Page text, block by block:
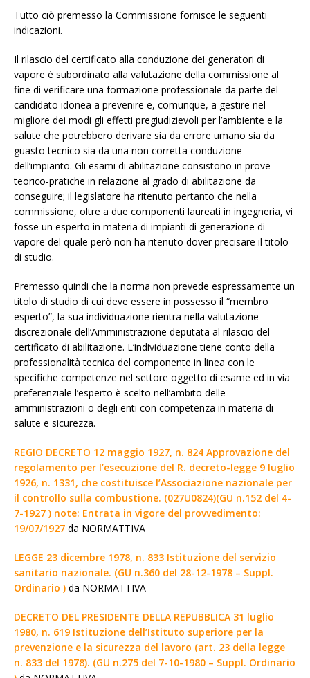
Tutto ciò premesso la Commissione fornisce le seguenti
indicazioni.
Il rilascio del certificato alla conduzione dei generatori di
vapore è subordinato alla valutazione della commissione al
fine di verificare una formazione professionale da parte del
candidato idonea a prevenire e, comunque, a gestire nel
migliore dei modi gli effetti pregiudizievoli per l’ambiente e la
salute che potrebbero derivare sia da errore umano sia da
guasto tecnico sia da una non corretta conduzione
dell’impianto. Gli esami di abilitazione consistono in prove
teorico-pratiche in relazione al grado di abilitazione da
conseguire; il legislatore ha ritenuto pertanto che nella
commissione, oltre a due componenti laureati in ingegneria, vi
fosse un esperto in materia di impianti di generazione di
vapore del quale però non ha ritenuto dover precisare il titolo
di studio.
Premesso quindi che la norma non prevede espressamente un
titolo di studio di cui deve essere in possesso il “membro
esperto”, la sua individuazione rientra nella valutazione
discrezionale dell’Amministrazione deputata al rilascio del
certificato di abilitazione. L’individuazione tiene conto della
professionalità tecnica del componente in linea con le
specifiche competenze nel settore oggetto di esame ed in via
preferenziale l’esperto è scelto nell’ambito delle
amministrazioni o degli enti con competenza in materia di
salute e sicurezza.
REGIO DECRETO 12 maggio 1927, n. 824 Approvazione del
regolamento per l’esecuzione del R. decreto-legge 9 luglio
1926, n. 1331, che costituisce l’Associazione nazionale per
il controllo sulla combustione. (027U0824)(GU n.152 del 4-
7-1927 ) note: Entrata in vigore del provvedimento:
19/07/1927 da NORMATTIVA
LEGGE 23 dicembre 1978, n. 833 Istituzione del servizio
sanitario nazionale. (GU n.360 del 28-12-1978 – Suppl.
Ordinario ) da NORMATTIVA
DECRETO DEL PRESIDENTE DELLA REPUBBLICA 31 luglio
1980, n. 619 Istituzione dell’Istituto superiore per la
prevenzione e la sicurezza del lavoro (art. 23 della legge
n. 833 del 1978). (GU n.275 del 7-10-1980 – Suppl. Ordinario